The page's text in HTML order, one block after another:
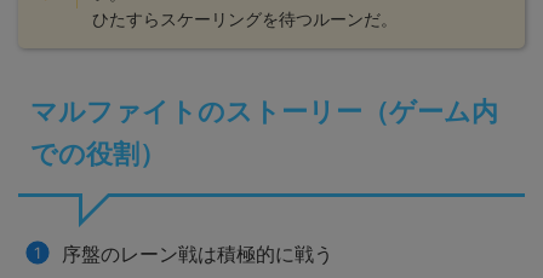
ひたすらスケーリングを待つルーンだ。
マルファイトのストーリー（ゲーム内
での役割）
序盤のレーン戦は積極的に戦う